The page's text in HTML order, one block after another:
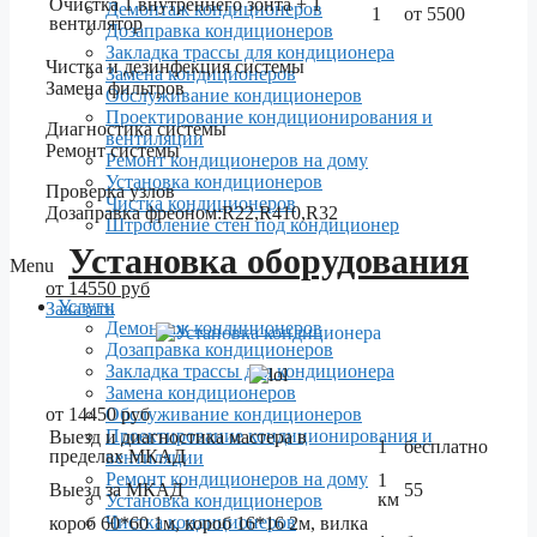
Демонтаж кондиционеров
Дозаправка кондиционеров
Закладка трассы для кондиционера
Замена кондиционеров
Обслуживание кондиционеров
Проектирование кондиционирования и
вентиляции
Ремонт кондиционеров на дому
Установка кондиционеров
Чистка кондиционеров
Штробление стен под кондиционер
Menu
Услуги
Демонтаж кондиционеров
Дозаправка кондиционеров
Закладка трассы для кондиционера
Замена кондиционеров
Обслуживание кондиционеров
Проектирование кондиционирования и
вентиляции
Ремонт кондиционеров на дому
Установка кондиционеров
Чистка кондиционеров
Очистка 1 внутреннего зонта + 1
вентилятор
1 от 5500
Чистка и дезинфекция системы
Замена фильтров
Диагностика системы
Ремонт системы
Проверка узлов
Дозаправка фреоном:R22,R410,R32
Установка оборудования
от 14550 руб
Заказать
от 14450 руб
Выезд и диагностика мастера в
пределах МКАД
1 бесплатно
Выезд за МКАД
1
км 55
короб 60*60 1м, короб 16*16 2м, вилка